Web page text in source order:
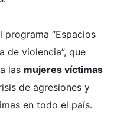
“Espacios
de violencia”, que
las mujeres víctimas
de agresiones y
en todo el país.